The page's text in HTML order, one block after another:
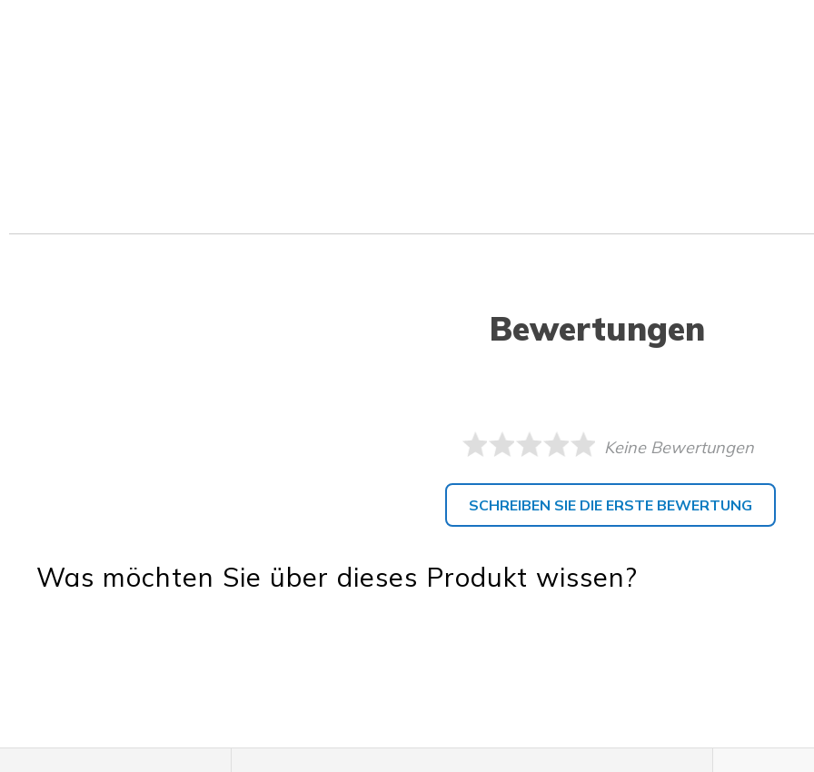
Bewertungen
Keine Bewertungen
SCHREIBEN SIE DIE ERSTE BEWERTUNG
Was möchten Sie über dieses Produkt wissen?